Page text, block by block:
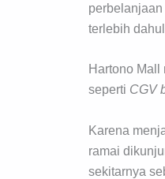
terlebih
Hartono
seperti CGV
Karena
ramai
sekitarnya